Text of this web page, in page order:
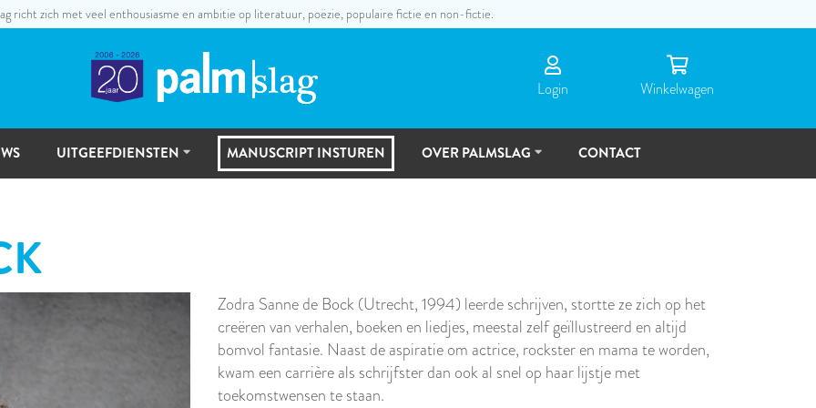
richt zich met veel enthousiasme en ambitie op literatuur, poëzie, populaire fictie en non-fictie.
Login Winkel­wagen
UITGEEFDIENSTEN MANUSCRIPT INSTUREN OVER PALMSLAG CONTACT
Zodra Sanne de Bock (Utrecht, 1994) leerde schrijven, stortte ze zich op het
creëren van verhalen, boeken en liedjes, meestal zelf geïllustreerd en altijd
bomvol fantasie. Naast de aspiratie om actrice, rockster en mama te worden,
kwam een carrière als schrijfster dan ook al snel op haar lijstje met
toekomstwensen te staan.